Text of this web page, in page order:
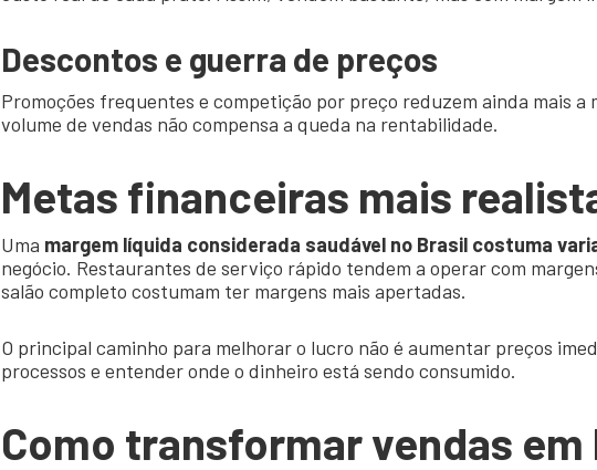
Descontos e guerra de preços
Promoções frequentes e competição por preço reduzem ainda mais a
volume de vendas não compensa a queda na rentabilidade.
Metas financeiras mais
Uma margem líquida considerada saudável no Brasil costuma
negócio. Restaurantes de serviço rápido tendem a operar com
salão completo costumam ter margens mais apertadas.
O principal caminho para melhorar o lucro não é aumentar preços
processos e entender onde o dinheiro está sendo consumido.
Como transformar vendas em